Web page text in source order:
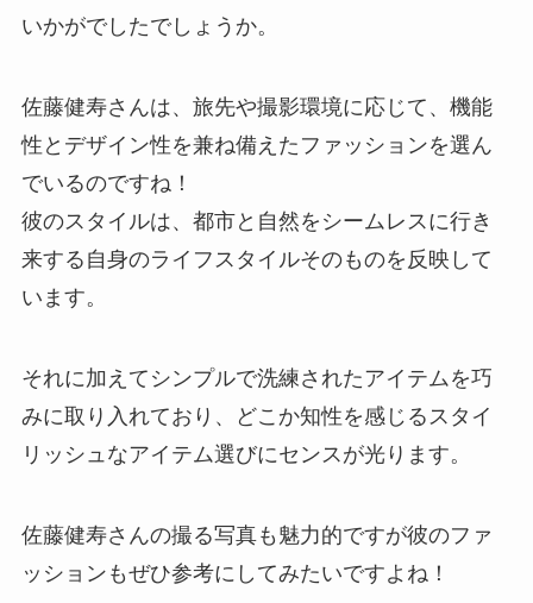
いかがでしたでしょうか。
佐藤健寿さんは、旅先や撮影環境に応じて、機能
性とデザイン性を兼ね備えたファッションを選ん
でいるのですね！
彼のスタイルは、都市と自然をシームレスに行き
来する自身のライフスタイルそのものを反映して
います。
それに加えてシンプルで洗練されたアイテムを巧
みに取り入れており、どこか知性を感じるスタイ
リッシュなアイテム選びにセンスが光ります。
佐藤健寿さんの撮る写真も魅力的ですが彼のファ
ッションもぜひ参考にしてみたいですよね！